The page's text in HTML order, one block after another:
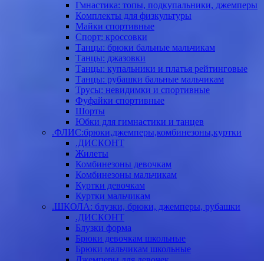
Гмнастика: топы, подкупальники, джемперы
Комплекты для физкультуры
Майки спортивные
Спорт: кроссовки
Танцы: брюки бальные мальчикам
Танцы: джазовки
Танцы: купальники и платья рейтинговые
Танцы: рубашки бальные мальчикам
Трусы: невидимки и спортивные
Фуфайки спортивные
Шорты
Юбки для гимнастики и танцев
.ФЛИС:брюки,джемперы,комбинезоны,куртки
.ДИСКОНТ
Жилеты
Комбинезоны девочкам
Комбинезоны мальчикам
Куртки девочкам
Куртки мальчикам
.ШКОЛА: блузки, брюки, джемперы, рубашки
.ДИСКОНТ
Блузки форма
Брюки девочкам школьные
Брюки мальчикам школьные